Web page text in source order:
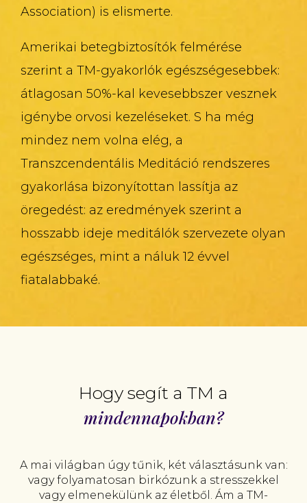
Association) is elismerte.
Amerikai betegbiztosítók felmérése
szerint a TM-gyakorlók egészségesebbek:
átlagosan 50%-kal kevesebbszer vesznek
igénybe orvosi kezeléseket. S ha még
mindez nem volna elég, a
Transzcendentális Meditáció rendszeres
gyakorlása bizonyítottan lassítja az
öregedést: az eredmények szerint a
hosszabb ideje meditálók szervezete olyan
egészséges, mint a náluk 12 évvel
fiatalabbaké.
Hogy segít a TM a
mindennapokban?
A mai világban úgy tűnik, két választásunk van:
vagy folyamatosan birkózunk a stresszekkel
vagy elmenekülünk az életből. Ám a TM-